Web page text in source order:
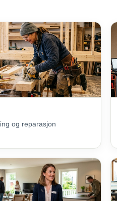
og reparasjon